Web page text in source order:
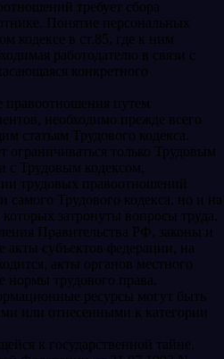
требует сбора
Понятие персональных
кодексе в ст.85, где к ним
работодателю в связи с
конкретного
правоотношения путем
необходимо прежде всего
статьям Трудового кодекса.
ограничиваться только Трудовым
с Трудовым кодексом,
трудовых правоотношений
самого Трудового кодекса, но и на
затронуты вопросы труда,
Правительства РФ, законы и
субъектов федерации, на
акты органов местного
нормы трудового права.
ресурсы могут быть
или отнесенными к категории
к государственной тайне,